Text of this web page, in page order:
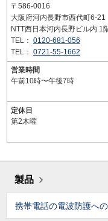
〒586-0016
大阪府河内長野市西代町6-21
NTT西日本河内長野ビル内 1
TEL： 0120-681-056
TEL： 0721-55-1662
営業時間
午前10時〜午後7時
定休日
第2木曜
製品
携帯電話の電波防護へ